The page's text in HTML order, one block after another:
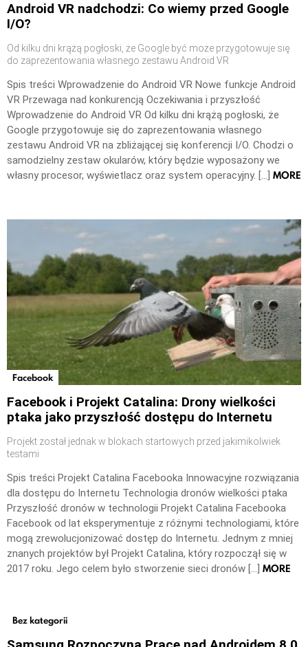
Android VR nadchodzi: Co wiemy przed Google
I/O?
Od kilku dni krążą pogłoski, że Google być może przygotowuje się
do zaprezentowania własnego zestawu Android VR
Spis treści Wprowadzenie do Android VR Nowe funkcje Android
VR Przewaga nad konkurencją Oczekiwania i przyszłość
Wprowadzenie do Android VR Od kilku dni krążą pogłoski, że
Google przygotowuje się do zaprezentowania własnego
zestawu Android VR na zbliżającej się konferencji I/O. Chodzi o
samodzielny zestaw okularów, który będzie wyposażony we
własny procesor, wyświetlacz oraz system operacyjny. […] MORE
Facebook
Facebook i Projekt Catalina: Drony wielkości
ptaka jako przyszłość dostępu do Internetu
Projekt został jednak w blokach startowych przed jakimikolwiek
testami
Spis treści Projekt Catalina Facebooka Innowacyjne rozwiązania
dla dostępu do Internetu Technologia dronów wielkości ptaka
Przyszłość dronów w technologii Projekt Catalina Facebooka
Facebook od lat eksperymentuje z różnymi technologiami, które
mogą zrewolucjonizować dostęp do Internetu. Jednym z mniej
znanych projektów był Projekt Catalina, który rozpoczął się w
2017 roku. Jego celem było stworzenie sieci dronów […] MORE
Bez kategorii